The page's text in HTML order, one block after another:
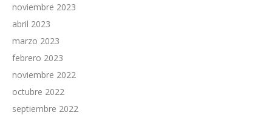
noviembre 2023
abril 2023
marzo 2023
febrero 2023
noviembre 2022
octubre 2022
septiembre 2022